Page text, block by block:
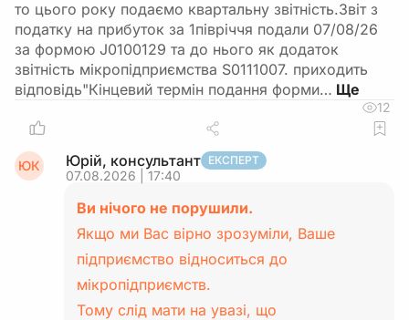
то цього року подаємо квартальну звітність.Звіт з
податку на прибуток за 1півріччя подали 07/08/26
за формою J0100129 та до нього як додаток
звітність мікропідприємства S0111007. приходить
відповідь"Кінцевий термін подання форми…
12
ЮК Юрій, консультант ЕКСПЕРТ
07.08.2026 | 17:40
Ви нічого не порушили.
Якщо ми Вас вірно зрозуміли, Ваше
підприємство відноситься до
мікропідприємств.
Тому слід мати на увазі, що